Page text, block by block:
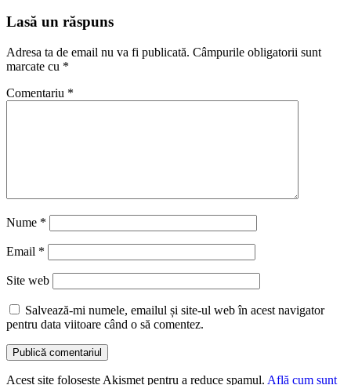
Lasă un răspuns
Adresa ta de email nu va fi publicată. Câmpurile obligatorii sunt
marcate cu *
Comentariu *
Nume *
Email *
Site web
Salvează-mi numele, emailul și site-ul web în acest navigator
pentru data viitoare când o să comentez.
Acest site folosește Akismet pentru a reduce spamul. Află cum sunt